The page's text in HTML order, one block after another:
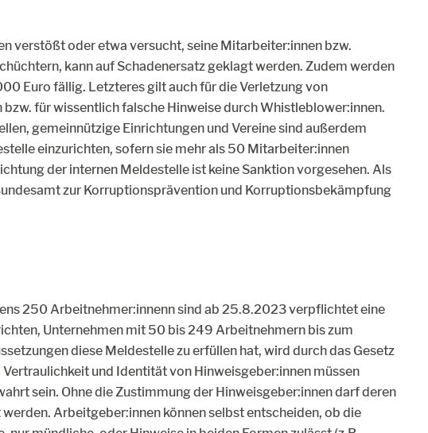
verstößt oder etwa versucht, seine Mitarbeiter:innen bzw.
kann auf Schadenersatz geklagt werden. Zudem werden
Euro fällig. Letzteres gilt auch für die Verletzung von
für wissentlich falsche Hinweise durch Whistleblower:innen.
gemeinnützige Einrichtungen und Vereine sind außerdem
einzurichten, sofern sie mehr als 50 Mitarbeiter:innen
der internen Meldestelle ist keine Sanktion vorgesehen. Als
zur Korruptionsprävention und Korruptionsbekämpfung
250 Arbeitnehmer:innenn sind ab 25.8.2023 verpflichtet eine
Unternehmen mit 50 bis 249 Arbeitnehmern bis zum
diese Meldestelle zu erfüllen hat, wird durch das Gesetz
und Identität von Hinweisgeber:innen müssen
sein. Ohne die Zustimmung der Hinweisgeber:innen darf deren
Arbeitgeber:innen können selbst entscheiden, ob die